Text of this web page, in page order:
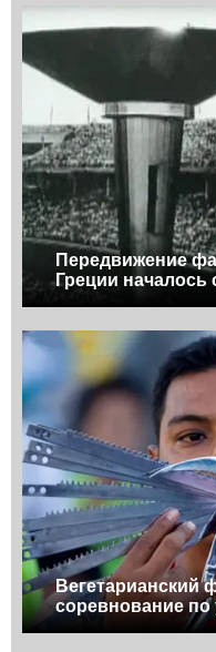
Передвижение
Греции началось
Вегетарианский
соревнование